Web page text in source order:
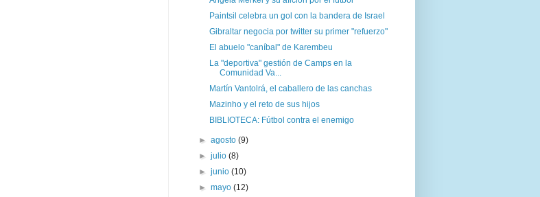
Paintsil celebra un gol con la bandera de Israel
Gibraltar negocia por twitter su primer "refuerzo"
El abuelo "caníbal" de Karembeu
La "deportiva" gestión de Camps en la
Comunidad Va...
Martín Vantolrá, el caballero de las canchas
Mazinho y el reto de sus hijos
BIBLIOTECA: Fútbol contra el enemigo
►agosto(9)
►julio(8)
►junio(10)
►mayo(12)